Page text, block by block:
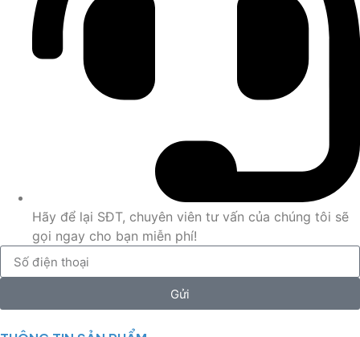
Hãy để lại SĐT, chuyên viên tư vấn của chúng tôi sẽ
gọi ngay cho bạn miễn phí!
Gửi